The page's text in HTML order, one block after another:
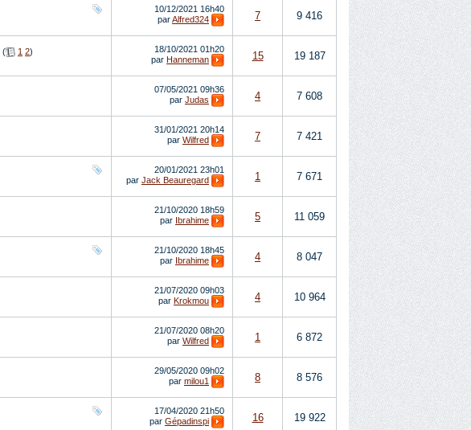
10/12/2021 16h40
parAlfred324 7 9 416
( 1 2)
18/10/2021 01h20
par Hanneman 15 19 187
07/05/2021 09h36
par Judas 4 7 608
31/01/2021 20h14
par Wilfred 7 7 421
20/01/2021 23h01
par Jack Beauregard 1 7 671
21/10/2020 18h59
par Ibrahime 5 11 059
21/10/2020 18h45
par Ibrahime 4 8 047
21/07/2020 09h03
par Krokmou 4 10 964
21/07/2020 08h20
par Wilfred 1 6 872
29/05/2020 09h02
par milou1 8 8 576
17/04/2020 21h50
par Gépadinspi 16 19 922